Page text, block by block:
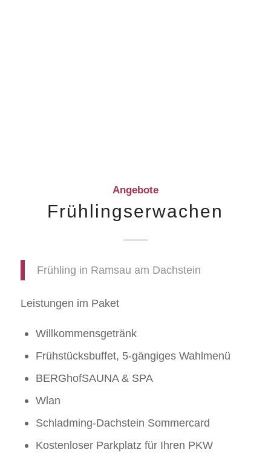
Angebote
Frühlingserwachen
Frühling in Ramsau am Dachstein
Leistungen im Paket
Willkommensgetränk
Frühstücksbuffet, 5-gängiges Wahlmenü
BERGhofSAUNA & SPA
Wlan
Schladming-Dachstein Sommercard
Kostenloser Parkplatz für Ihren PKW